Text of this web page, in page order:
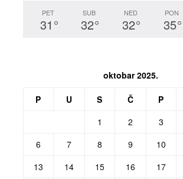
PET
31 °
SUB
32°
NED
32°
PON
35°
oktobar 2025.
P U S Č P
1
2 3
6
7 8 9 10
13
14 15 16 17